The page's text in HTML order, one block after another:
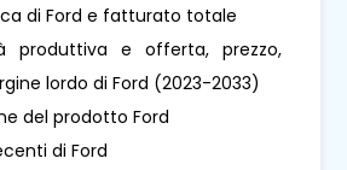
di Ford e fatturato totale
produttiva e offerta, prezzo,
lordo di Ford (2023-2033)
del prodotto Ford
di Ford